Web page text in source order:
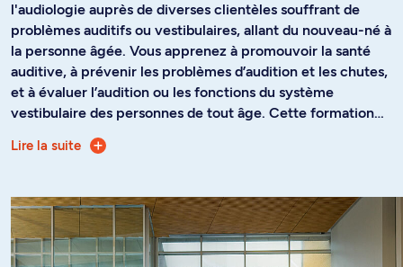
l'audiologie auprès de diverses clientèles souffrant de
problèmes auditifs ou vestibulaires, allant du nouveau-né à
la personne âgée. Vous apprenez à promouvoir la santé
auditive, à prévenir les problèmes d’audition et les chutes,
et à évaluer l’audition ou les fonctions du système
vestibulaire des personnes de tout âge. Cette formation
vous permet d’aider les personnes ayant un trouble auditif
et leur entourage à réduire les obstacles liés à ces troubles
d'appareils auditifs ou d'aides de suppléance à l'audition,
l'adaptation de l'environnement, l'aménagement
acoustique et la mise en place de stratégies de
communication. Enfin, vous identifiez des moyens pour
Notez qu’il est nécessaire de détenir une maîtrise en
par l’Ordre des orthophonistes et audiologistes du
Québec.
Lire la suite